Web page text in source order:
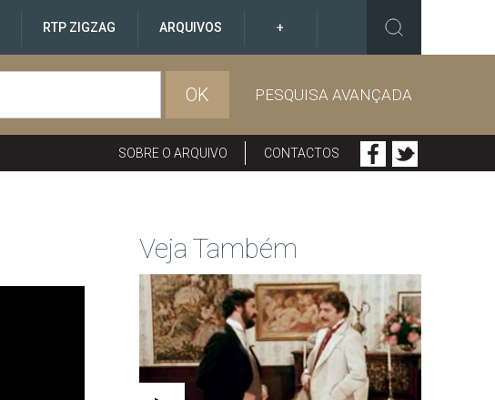
RTP ZIGZAG ARQUIVOS +
OK PESQUISA AVANÇADA
SOBRE O ARQUIVO CONTACTOS
Veja Também